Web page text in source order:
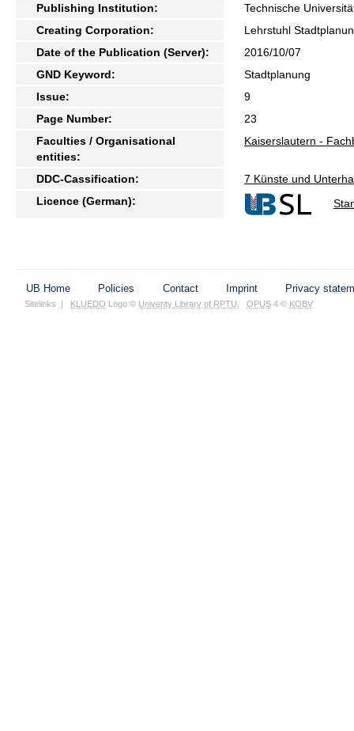
Publishing Institution:
Technische
Creating Corporation:
Lehrstuhl
Date of the Publication (Server):
2016/10/07
GND Keyword:
Stadtplanung
Issue:
9
Page Number:
23
Faculties / Organisational
entities:
Kaiserslautern -
DDC-Cassification:
7 Künste und
Licence (German):
UB Home Policies Contact Imprint Privacy
Sitelinks | KLUEDO Logo © Univerity Library of RPTU OPUS4 © KOBV